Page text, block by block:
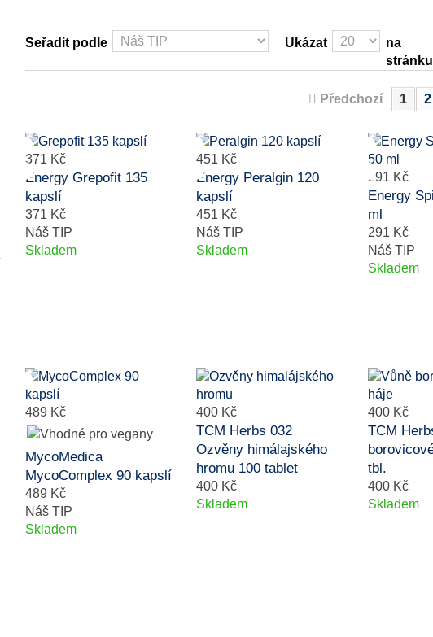
Seřadit podle Ukázat
na
stránku
Předchozí 1 2
371 Kč
Energy Grepofit 135
kapslí
371 Kč
Náš TIP
Skladem
451 Kč
Energy Peralgin 120
kapslí
451 Kč
Náš TIP
Skladem
291 Kč
Energy
ml
291 Kč
Náš TIP
Skladem
489 Kč
MycoMedica
MycoComplex 90 kapslí
489 Kč
Náš TIP
Skladem
400 Kč
TCM Herbs 032
Ozvěny himálajského
hromu 100 tablet
400 Kč
Skladem
400 Kč
TCM
tbl.
400 Kč
Skladem